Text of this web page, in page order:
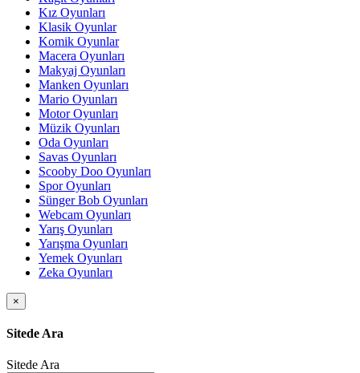
Kız Oyunları
Klasik Oyunlar
Komik Oyunlar
Macera Oyunları
Makyaj Oyunları
Manken Oyunları
Mario Oyunları
Motor Oyunları
Müzik Oyunları
Oda Oyunları
Savas Oyunları
Scooby Doo Oyunları
Spor Oyunları
Sünger Bob Oyunları
Webcam Oyunları
Yarış Oyunları
Yarışma Oyunları
Yemek Oyunları
Zeka Oyunları
×
Sitede Ara
Sitede Ara